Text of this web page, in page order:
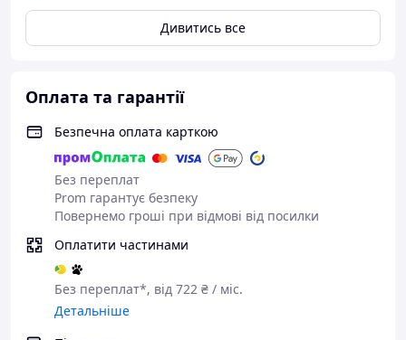
Дивитись все
Оплата та гарантії
Безпечна оплата карткою
Без переплат
Prom гарантує безпеку
Повернемо гроші при відмові від посилки
Оплатити частинами
Без переплат*, від 722 ₴ / міс.
Детальніше